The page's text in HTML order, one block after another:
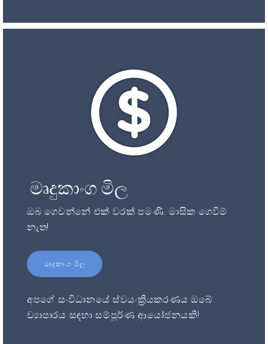
මෘදුකාංග මිල
ඔබ ගෙවන්නේ එක් වරක් පමණි. මාසික ගෙවීම්
නැත!
මෘදුකාංග මිල
අපගේ සංවිධානයේ ස්වයංක්‍රීයකරණය ඔබේ
ව්‍යාපාරය සඳහා සම්පූර්ණ ආයෝජනයකි!